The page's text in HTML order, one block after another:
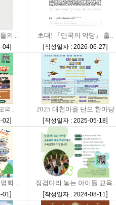
의 ..
04]
초대! 『만국의 악당』 출..
[작성일자 : 2026-06-27]
의..
02]
2025 대천마을 단오 한마당
[작성일자 : 2025-05-18]
회 ..
01]
징검다리 놓는 아이들 교육..
[작성일자 : 2024-08-11]